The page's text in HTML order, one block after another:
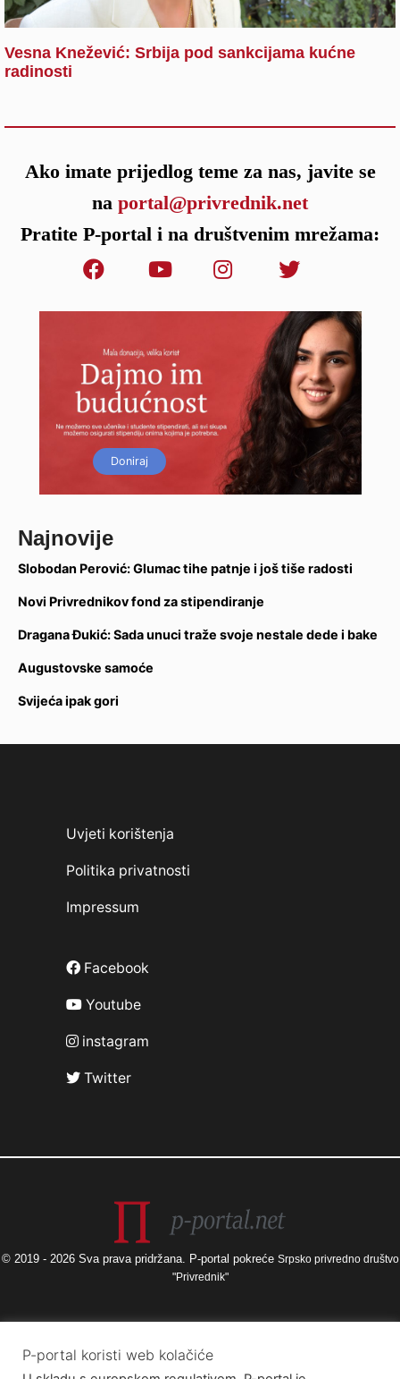
Vesna Knežević: Srbija pod sankcijama kućne
radinosti
Ako imate prijedlog teme za nas, javite se
na portal@privrednik.net
Pratite P-portal i na društvenim mrežama:
Doniraj
Najnovije
Slobodan Perović: Glumac tihe patnje i još tiše radosti
Novi Privrednikov fond za stipendiranje
Dragana Đukić: Sada unuci traže svoje nestale dede i bake
Augustovske samoće
Svijeća ipak gori
Uvjeti korištenja
Politika privatnosti
Impressum
Facebook
Youtube
instagram
Twitter
© 2019 - 2026 Sva prava pridržana. P-portal pokreće Srpsko privredno društvo
"Privrednik"
Izneseni stavovi i mišljenja samo su autorova i ne odražavaju nužno
službena stajališta Europske unije ili Europske komisije, kao ni stajališta
P-portal koristi web kolačiće